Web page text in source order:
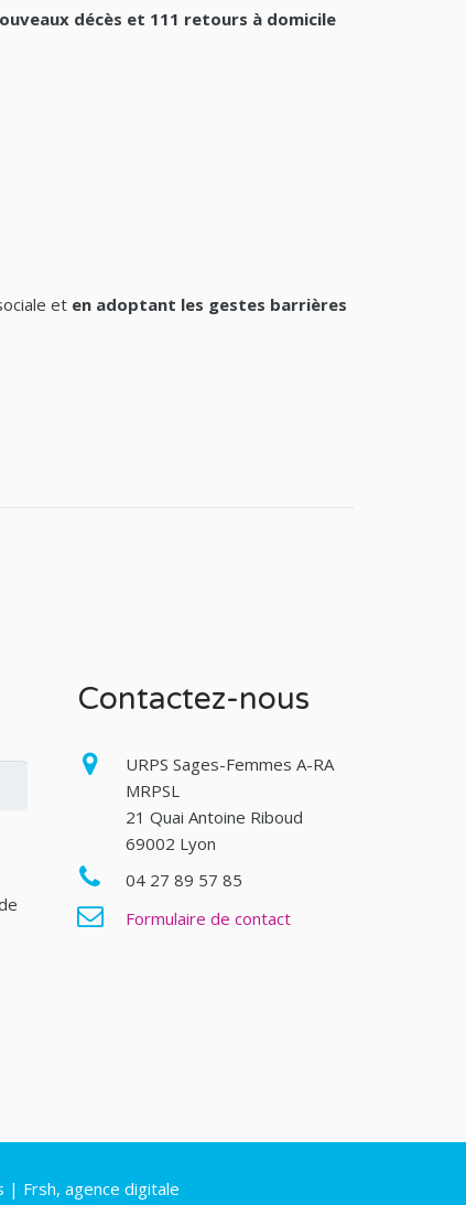
décès et 111 retours à domicile
et en adoptant les gestes barrières
Contactez-nous
URPS Sages-Femmes A-RA
MRPSL
21 Quai Antoine Riboud
69002 Lyon
04 27 89 57 85
Formulaire de contact
| Frsh, agence digitale